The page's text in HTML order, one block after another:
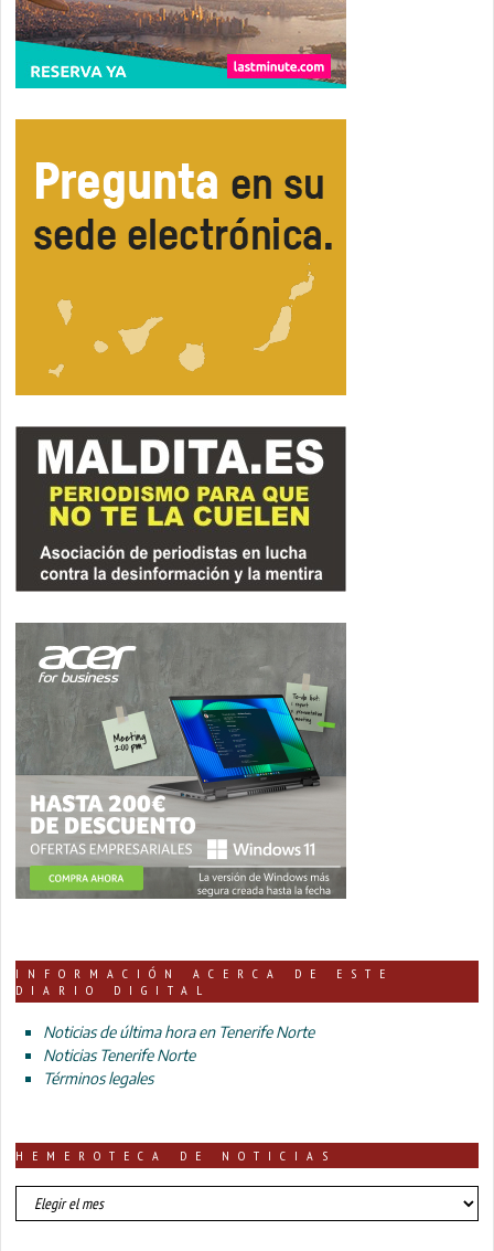
INFORMACIÓN ACERCA DE ESTE
DIARIO DIGITAL
Noticias de última hora en Tenerife Norte
Noticias Tenerife Norte
Términos legales
HEMEROTECA DE NOTICIAS
HEMEROTECA
DE